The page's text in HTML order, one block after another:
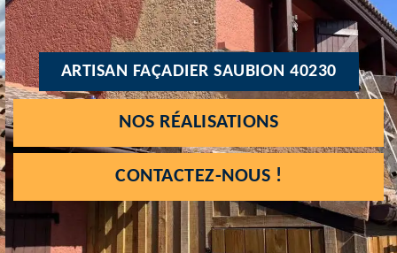
ARTISAN FAÇADIER SAUBION 40230
NOS RÉALISATIONS
CONTACTEZ-NOUS !